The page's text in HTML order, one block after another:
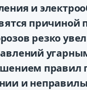
и
резко
правил
и